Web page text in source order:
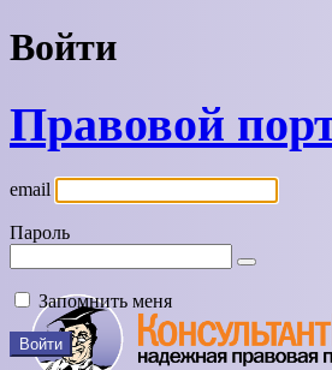
Войти
Правовой
email
Пароль
Запомнить меня